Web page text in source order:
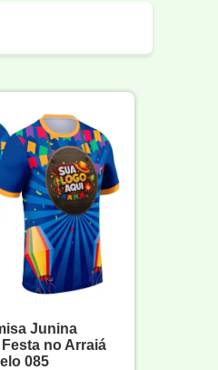
Junina
no Arraiá
085